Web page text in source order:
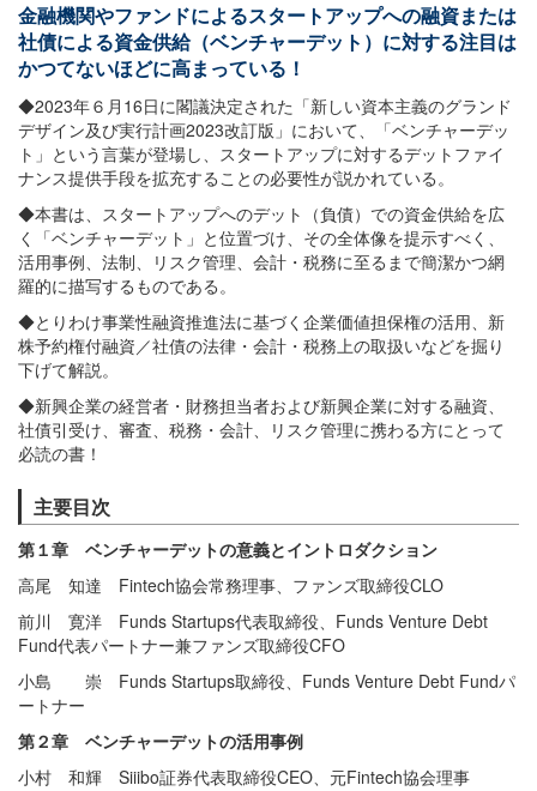
金融機関やファンドによるスタートアップへの融資または
社債による資金供給（ベンチャーデット）に対する注目は
かつてないほどに高まっている！
◆2023年６月16日に閣議決定された「新しい資本主義のグランド
デザイン及び実行計画2023改訂版」において、「ベンチャーデッ
ト」という言葉が登場し、スタートアップに対するデットファイ
ナンス提供手段を拡充することの必要性が説かれている。
◆本書は、スタートアップへのデット（負債）での資金供給を広
く「ベンチャーデット」と位置づけ、その全体像を提示すべく、
活用事例、法制、リスク管理、会計・税務に至るまで簡潔かつ網
羅的に描写するものである。
◆とりわけ事業性融資推進法に基づく企業価値担保権の活用、新
株予約権付融資／社債の法律・会計・税務上の取扱いなどを掘り
下げて解説。
◆新興企業の経営者・財務担当者および新興企業に対する融資、
社債引受け、審査、税務・会計、リスク管理に携わる方にとって
必読の書！
主要目次
第１章 ベンチャーデットの意義とイントロダクション
高尾 知達 Fintech協会常務理事、ファンズ取締役CLO
前川 寛洋 Funds Startups代表取締役、Funds Venture Debt
Fund代表パートナー兼ファンズ取締役CFO
小島 崇 Funds Startups取締役、Funds Venture Debt Fundパ
ートナー
第２章 ベンチャーデットの活用事例
小村 和輝 Siiibo証券代表取締役CEO、元Fintech協会理事